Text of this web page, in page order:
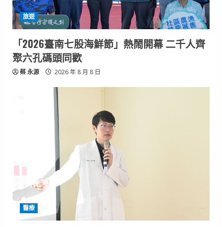
旅遊
「2026臺南七股海鮮節」熱鬧開幕 二千人齊
聚六孔碼頭同歡
蔡 永源 2026 年 8 月 8 日
醫療